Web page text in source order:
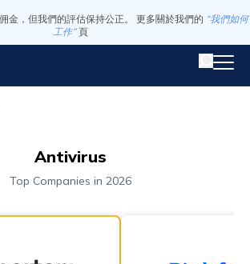
金，但我們的評估保持公正。 更多關於我們的 “我們如何
工作” 頁
Antivirus
Top Companies in 2026